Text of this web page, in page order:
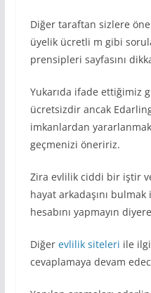
Diğer taraftan sizlere
üyelik ücretli m gibi
prensipleri sayfasını
Yukarıda ifade ettiğimiz
ücretsizdir ancak
imkanlardan
geçmenizi öneririz.
Zira evlilik ciddi bir iştir
hayat arkadaşını
hesabını yapmayın
Diğer evlilik siteleri ile
cevaplamaya devam